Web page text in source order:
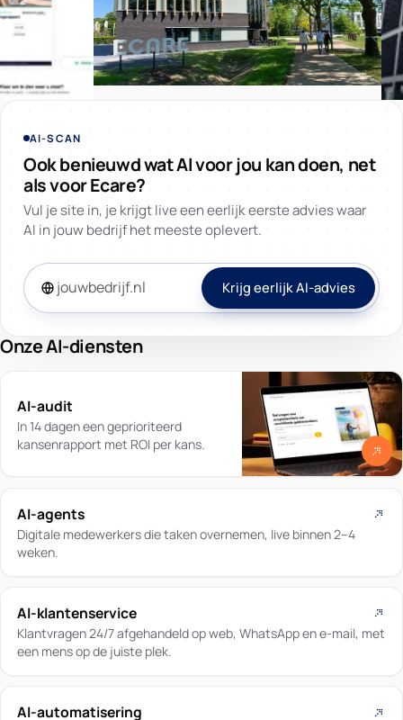
AI-SCAN
Ook benieuwd wat AI voor jou kan doen, net
als voor Ecare?
Vul je site in, je krijgt live een eerlijk eerste advies waar
AI in jouw bedrijf het meeste oplevert.
Krijg eerlijk AI-advies
Onze AI-diensten
AI-audit
In 14 dagen een geprioriteerd
kansenrapport met ROI per kans.
AI-agents
Digitale medewerkers die taken overnemen, live binnen 2–4
weken.
AI-klantenservice
Klantvragen 24/7 afgehandeld op web, WhatsApp en e-mail, met
een mens op de juiste plek.
AI-automatisering